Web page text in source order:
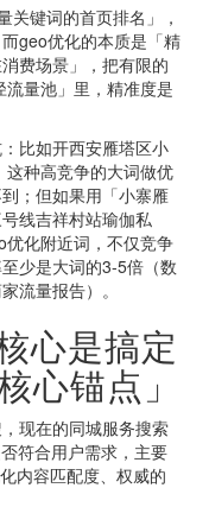
关键词的首页排名」，
geo优化的本质是「精
费场景」，把有限的
量池」里，精准度是
比如开西安雁塔区小
种高竞争的大词做优
；但如果用「小寨雁
线吉祥村站瑜伽私
化附近词，不仅竞争
少是大词的3-5倍（数
流量报告）。
心是搞定
心锚点」
现在的同城服务搜索
符合用户需求，主要
内容匹配度、权威的